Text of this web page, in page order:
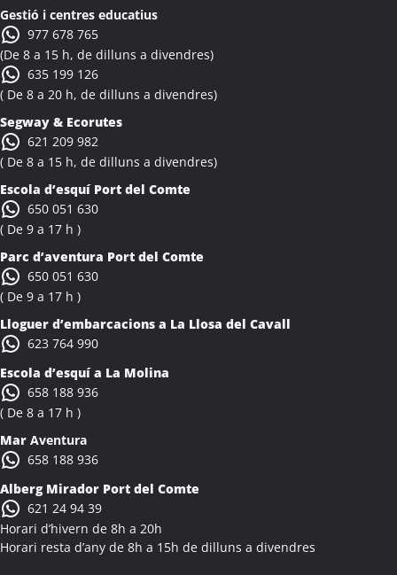
Activitats Teambuilding Empreses Albinyana
Activitats Família Amics Albinyana
Colònies Escolars Albinyana
Activitats Teambuilding Empreses Albiol
Activitats Família Amics Albiol
Colònies Escolars Albiol
Activitats Teambuilding Empreses Albocàsser
Colònies Escolars Albocàsser
Activitats Teambuilding Empreses Albons
Colònies Escolars Albons
Activitats Teambuilding Empreses Alcalà de Xivert
Colònies Escolars Alcalà de Xivert
Activitats Família Amics Alcanar
Colònies Escolars Alcanar
Activitats Família Amics Alcanó
Activitats Teambuilding Empreses Alcarràs
Activitats Família Amics Alcarràs
Colònies Escolars Alcarràs
Gestió i centres educatius
977 678 765
(De 8 a 15 h, de dilluns a divendres)
635 199 126
( De 8 a 20 h, de dilluns a divendres)
Segway & Ecorutes
621 209 982
( De 8 a 15 h, de dilluns a divendres)
Escola d’esquí Port del Comte
650 051 630
( De 9 a 17 h )
Parc d’aventura Port del Comte
650 051 630
( De 9 a 17 h )
Lloguer d’embarcacions a La Llosa del Cavall
623 764 990
Escola d’esquí a La Molina
658 188 936
( De 8 a 17 h )
Mar Aventura
658 188 936
Alberg Mirador Port del Comte
621 24 94 39
Horari d’hivern de 8h a 20h
Horari resta d’any de 8h a 15h de dilluns a divendres